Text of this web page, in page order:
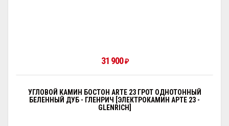
31 900 ₽
УГЛОВОЙ КАМИН БОСТОН ARTE 23 ГРОТ ОДНОТОННЫЙ
БЕЛЕННЫЙ ДУБ - ГЛЕНРИЧ [ЭЛЕКТРОКАМИН АРТЕ 23 -
GLENRICH]